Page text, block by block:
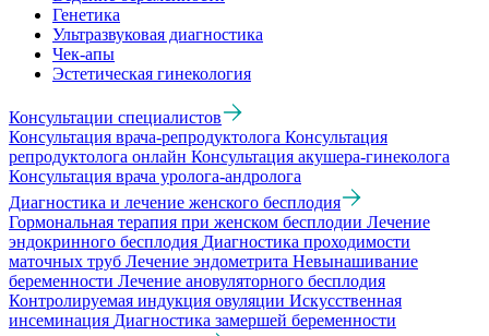
Генетика
Ультразвуковая диагностика
Чек-апы
Эстетическая гинекология
Консультации специалистов
Консультация врача-репродуктолога Консультация
репродуктолога онлайн Консультация акушера-гинеколога
Консультация врача уролога-андролога
Диагностика и лечение женского бесплодия
Гормональная терапия при женском бесплодии Лечение
эндокринного бесплодия Диагностика проходимости
маточных труб Лечение эндометрита Невынашивание
беременности Лечение ановуляторного бесплодия
Контролируемая индукция овуляции Искусственная
инсеминация Диагностика замершей беременности